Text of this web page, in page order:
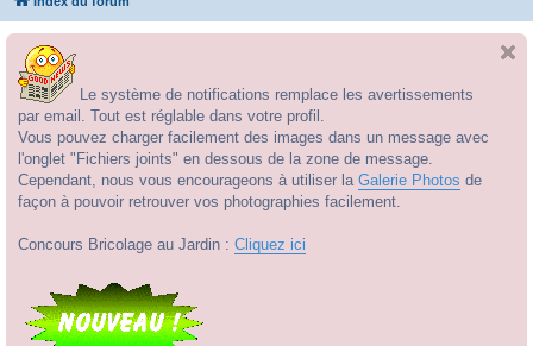
Le système de notifications remplace les avertissements
par email. Tout est réglable dans votre profil.
Vous pouvez charger facilement des images dans un message avec
l'onglet "Fichiers joints" en dessous de la zone de message.
Cependant, nous vous encourageons à utiliser la Galerie Photos de
façon à pouvoir retrouver vos photographies facilement.
Concours Bricolage au Jardin : Cliquez ici